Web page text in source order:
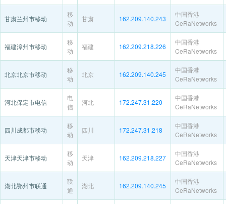
甘肃兰州市移动
移
动
甘肃 162.209.140.243
中国香港
CeRaNetworks
福建漳州市移动
移
动
福建 162.209.218.226
中国香港
CeRaNetworks
北京北京市移动
移
动
北京 162.209.140.245
中国香港
CeRaNetworks
河北保定市电信
电
信
河北 172.247.31.220
中国香港
CeRaNetworks
四川成都市移动
移
动
四川 172.247.31.218
中国香港
CeRaNetworks
天津天津市移动
移
动
天津 162.209.218.227
中国香港
CeRaNetworks
湖北鄂州市联通
联
通
湖北 162.209.140.245
中国香港
CeRaNetworks